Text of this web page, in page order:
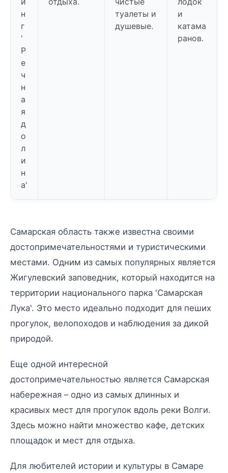
н
г
'
Р
е
ч
н
а
я
д
о
л
и
н
а'
туалеты и
душевые.
и
катама
ранов.
Самарская область также известна своими
достопримечательностями и туристическими
местами. Одним из самых популярных является
Жигулевский заповедник, который находится на
территории национального парка 'Самарская
Лука'. Это место идеально подходит для пеших
прогулок, велопоходов и наблюдения за дикой
природой.
Еще одной интересной
достопримечательностью является Самарская
набережная – одно из самых длинных и
красивых мест для прогулок вдоль реки Волги.
Здесь можно найти множество кафе, детских
площадок и мест для отдыха.
Для любителей истории и культуры в Самаре